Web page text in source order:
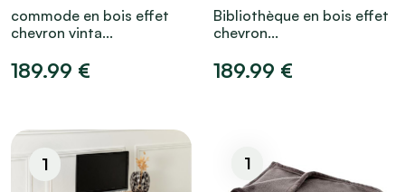
commode en bois effet
chevron vinta...
189.99 €
Bibliothèque en bois effet
chevron...
189.99 €
1 1